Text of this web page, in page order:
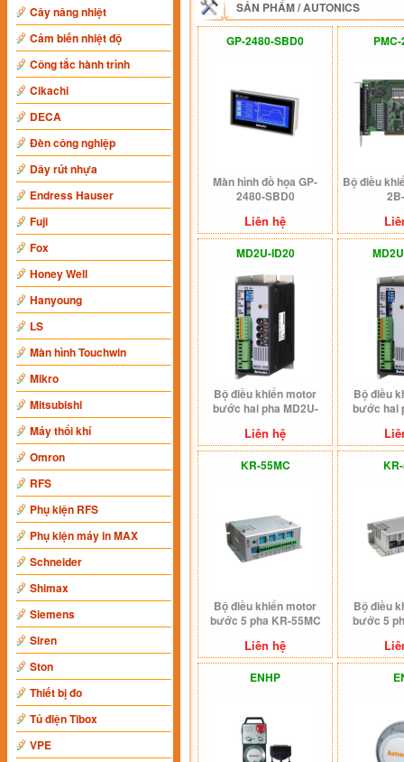
Cây nâng nhiệt
Cảm biến nhiệt độ
Công tắc hành trình
Cikachi
DECA
Đèn công nghiệp
Dây rút nhựa
Endress Hauser
Fuji
Fox
Honey Well
Hanyoung
LS
Màn hình Touchwin
Mikro
Mitsubishi
Máy thổi khí
Omron
RFS
Phụ kiện RFS
Phụ kiện máy in MAX
Schneider
Shimax
Siemens
Siren
Ston
Thiết bị đo
Tủ điện Tibox
VPE
SẢN PHẨM/AUTONICS
GP-2480-SBD0
Màn hình đồ họa GP-
2480-SBD0
Liên hệ
Bộ điều
MD2U-ID20
Bộ điều khiển motor
bước hai pha MD2U-
Liên hệ
Bộ điều
bước hai
KR-55MC
Bộ điều khiển motor
bước 5 pha KR-55MC
Liên hệ
Bộ điều
bước 5
ENHP